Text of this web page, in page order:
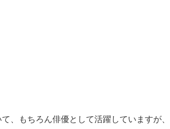
、もちろん俳優として活躍していますが、